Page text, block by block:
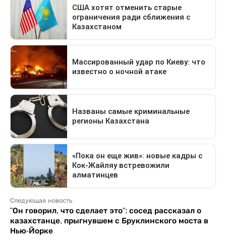
Следующая новость
"Он говорил, что сделает это": сосед рассказал о
казахстанце, прыгнувшем с Бруклинского моста в
Нью-Йорке